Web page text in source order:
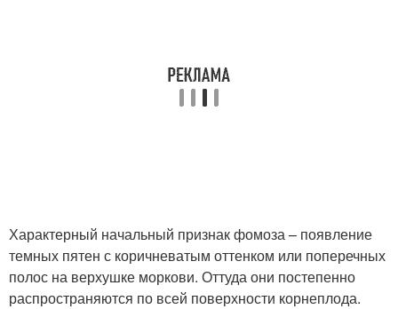
Характерный начальный признак фомоза – появление
темных пятен с коричневатым оттенком или поперечных
полос на верхушке моркови. Оттуда они постепенно
распространяются по всей поверхности корнеплода.